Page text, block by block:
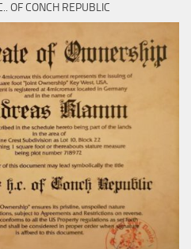
OF CONCH REPUBLIC